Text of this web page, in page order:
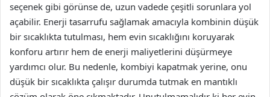
seçenek gibi görünse de, uzun vadede çeşitli sorunlara yol
açabilir. Enerji tasarrufu sağlamak amacıyla kombinin düşük
bir sıcaklıkta tutulması, hem evin sıcaklığını koruyarak
konforu artırır hem de enerji maliyetlerini düşürmeye
yardımcı olur. Bu nedenle, kombiyi kapatmak yerine, onu
düşük bir sıcaklıkta çalışır durumda tutmak en mantıklı